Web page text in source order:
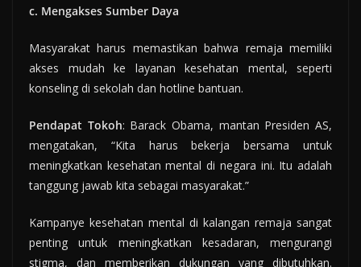
c. Mengakses Sumber Daya
Masyarakat harus memastikan bahwa remaja memiliki
akses mudah ke layanan kesehatan mental, seperti
konseling di sekolah dan hotline bantuan.
Pendapat Tokoh: Barack Obama, mantan Presiden AS,
mengatakan, “Kita harus bekerja bersama untuk
meningkatkan kesehatan mental di negara ini. Itu adalah
tanggung jawab kita sebagai masyarakat.”
Kampanye kesehatan mental di kalangan remaja sangat
penting untuk meningkatkan kesadaran, mengurangi
stigma, dan memberikan dukungan yang dibutuhkan.